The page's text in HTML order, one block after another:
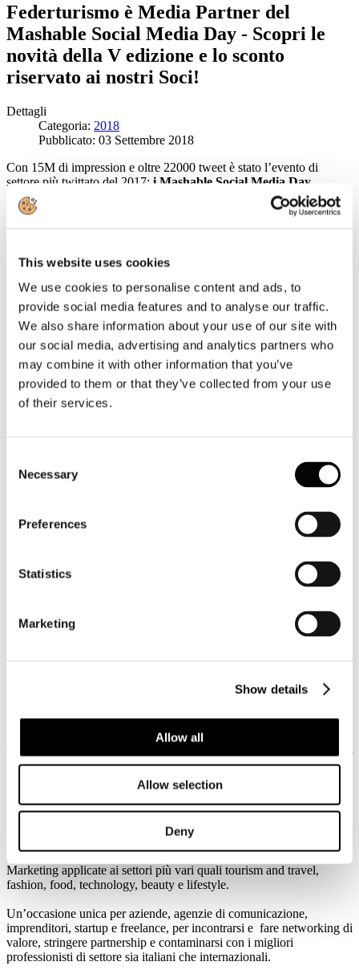
This website uses cookies
We use cookies to personalise content and ads, to
provide social media features and to analyse our traffic.
We also share information about your use of our site with
our social media, advertising and analytics partners who
may combine it with other information that you’ve
provided to them or that they’ve collected from your use
of their services.
Selection
Necessary
Preferences
Statistics
Marketing
Show details
Allow all
Allow selection
Deny
Federturismo è Media Partner del
Mashable Social Media Day - Scopri le
novità della V edizione e lo sconto
riservato ai nostri Soci!
Dettagli
Categoria: 2018
Pubblicato: 03 Settembre 2018
Con 15M di impression e oltre 22000 tweet è stato l’evento di
settore più twittato del 2017: i Mashable Social Media Day
(#SMDAYIT) + Digital Innovation Days (#DIDAYS), tornano
per la quinta volta a Milano il 18, 19 e 20 ottobreper celebrare la
La V edizione del sarà ospitata dallo spazio Open Space di IULM:
edificio creato per favorire lo scambio e la contaminazione di culture
e saperi con la città di Milano.
Sul palco di #SMDAYIT + #DIDAYS condivideranno progetti,
esperienze e strategie, i manager e le personalita’ piu’ creative di
aziende e agenzie di comunicazione di fama mondiale tra i quali
Veronica Civiero, Head of Social and Influencer Strategies @
L’OREAL
Guido Bonarelli, Marketing Director EMEA @ MTV
Marianna Ghirlanda, Head of Creative Agencies @
Tiziana Grasso, Communication Manager @ SONY
INTERACTIVE ENTERTAINMENT ITALIA
Isabella Lazzini, Marketing and Retail Director @ HUAWEI
Filippo Giotto, Head of Social Media & Online Advertising
@ BANCA MEDIOLANUM
Giuseppe Mayer, Chief Digital Officer @ GRUPPO
svolte dalla Founder Eleonora Rocca ad alcune personalità di
punta dell’evento come la celebrity Filippa Lagerback e la
Tra i temi caldi dell’edizione di quest’anno ci saranno: Influencer
& Micro Influencer Marketing, Blockchain & Cryptovalute,
rapporto tra TV & Social Media Marketing, Smart Working &
Pubblicita’ tradizionale e nuovi media, nuove frontiere della
comunicazione sia in ambito Ecommerce che nel settore Retail,
utilizzo strategico dei dati; e poi ancora: Brand journalism, Video
content, Fintech, Intelligenza Artificiale e Strategie di Social Media
Marketing applicate ai settori più vari quali tourism and travel,
fashion, food, technology, beauty e lifestyle.
Un’occasione unica per aziende, agenzie di comunicazione,
imprenditori, startup e freelance, per incontrarsi e fare networking di
valore, stringere partnership e contaminarsi con i migliori
professionisti di settore sia italiani che internazionali.